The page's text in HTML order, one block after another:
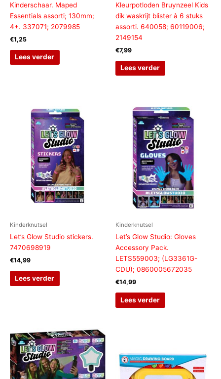
Kinderschaar. Maped
Essentials assorti; 130mm;
4+. 337071; 2079985
€1,25
Lees verder
Kleurpotloden Bruynzeel Kids
dik waskrijt blister à 6 stuks
assorti. 640058; 60119006;
2149154
€7,99
Lees verder
Kinderknutsel
Let’s Glow Studio stickers.
7470698919
€14,99
Lees verder
Kinderknutsel
Let’s Glow Studio: Gloves
Accessory Pack.
LETS559003; (LG3361G-
CDU); 0860005672035
€14,99
Lees verder